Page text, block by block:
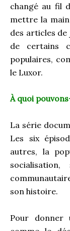
changé au fil
mettre la
des articles
de certains
populaires,
le Luxor.
À quoi
La série
Les six
autres, la
son histoire.
Pour donner